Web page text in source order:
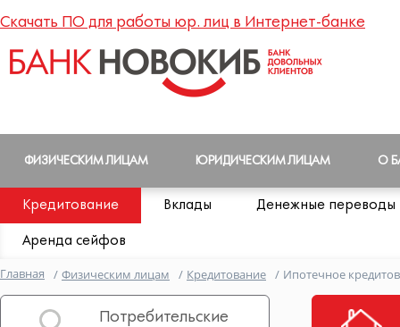
Скачать ПО для работы юр. лиц в Интернет-банке
ФИЗИЧЕСКИМ ЛИЦАМ ЮРИДИЧЕСКИМ ЛИЦАМ О
Кредитование Вклады Денежные переводы
Аренда сейфов
Главная / Физическим лицам / Кредитование / Ипотечное
Потребительские